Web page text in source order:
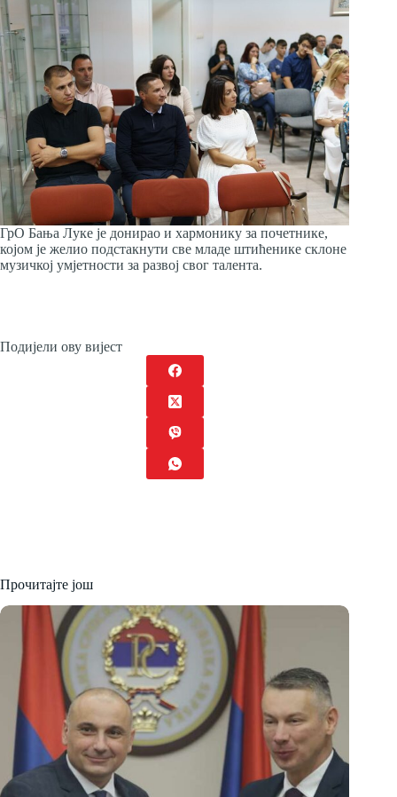
ГрО Бања Луке је донирао и хармонику за почетнике,
којом је желио подстакнути све младе штићенике склоне
музичкој умјетности за развој свог талента.
Подијели ову вијест
Прочитајте још